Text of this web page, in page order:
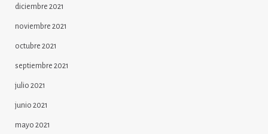
diciembre 2021
noviembre 2021
octubre 2021
septiembre 2021
julio 2021
junio 2021
mayo 2021